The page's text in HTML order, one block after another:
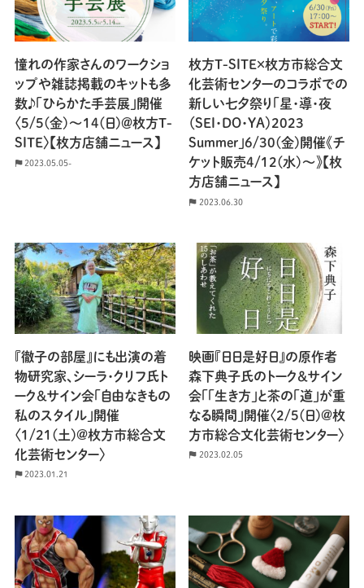
憧れの作家さんのワークショ
ップや雑誌掲載のキットも多
数♪「ひらかた手芸展」開催
〈5/5(金)〜14(日)＠枚方T-
SITE〉【枚方店舗ニュース】
2023.05.05-
枚方T-SITE×枚方市総合文
化芸術センターのコラボでの
新しい七夕祭り「星・導・夜
（SEI・DO・YA）2023
Summer」6/30(金)開催《チ
ケット販売4/12(水)〜》【枚
方店舗ニュース】
2023.06.30
『徹子の部屋』にも出演の着
物研究家、シーラ・クリフ氏ト
ーク＆サイン会「自由なきもの
私のスタイル」開催
〈1/21(土)@枚方市総合文
化芸術センター〉
2023.01.21
映画『日日是好日』の原作者
森下典子氏のトーク＆サイン
会「「生き方」と茶の「道」が重
なる瞬間」開催〈2/5(日)@枚
方市総合文化芸術センター〉
2023.02.05